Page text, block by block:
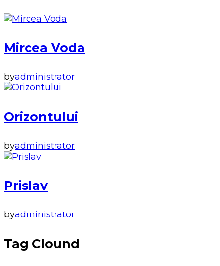
Mircea Voda
byadministrator
Orizontului
byadministrator
Prislav
byadministrator
Tag Clound